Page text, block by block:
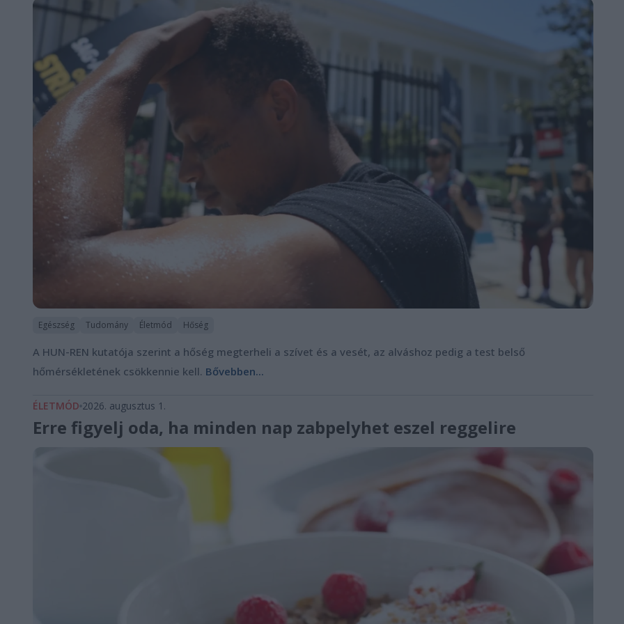
Egészség Tudomány Életmód Hőség
A HUN-REN kutatója szerint a hőség megterheli a szívet és a vesét, az alváshoz pedig a test belső
hőmérsékletének csökkennie kell. Bővebben...
ÉLETMÓD 2026. augusztus 1.
Erre figyelj oda, ha minden nap zabpelyhet eszel reggelire